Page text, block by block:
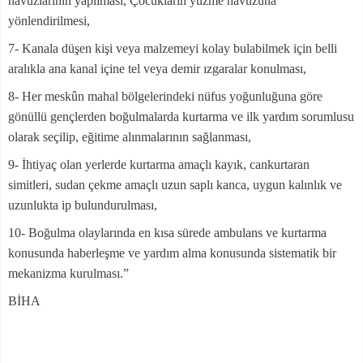
yönlendirilmesi,
7- Kanala düşen kişi veya malzemeyi kolay bulabilmek için belli
aralıkla ana kanal içine tel veya demir ızgaralar konulması,
8- Her meskûn mahal bölgelerindeki nüfus yoğunluğuna göre
gönüllü gençlerden boğulmalarda kurtarma ve ilk yardım sorumlusu
olarak seçilip, eğitime alınmalarının sağlanması,
9- İhtiyaç olan yerlerde kurtarma amaçlı kayık, cankurtaran
simitleri, sudan çekme amaçlı uzun saplı kanca, uygun kalınlık ve
uzunlukta ip bulundurulması,
10- Boğulma olaylarında en kısa sürede ambulans ve kurtarma
konusunda haberleşme ve yardım alma konusunda sistematik bir
mekanizma kurulması.”
BİHA